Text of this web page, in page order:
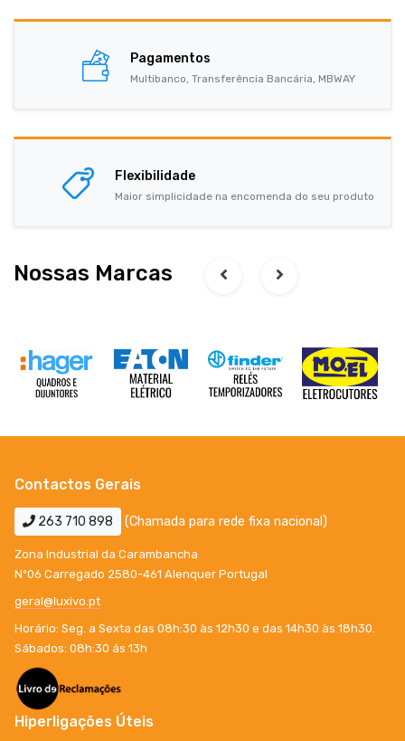
Pagamentos
Multibanco, Transferência Bancária, MBWAY
Flexibilidade
Maior simplicidade na encomenda do seu produto
Nossas Marcas
Contactos Gerais
263 710 898 (Chamada para rede fixa nacional)
Zona Industrial da Carambancha
Nº06 Carregado 2580-461 Alenquer Portugal
geral@luxivo.pt
Horário: Seg. a Sexta das 08h:30 às 12h30 e das 14h30 às 18h30.
Sábados: 08h:30 ás 13h
Hiperligações Úteis